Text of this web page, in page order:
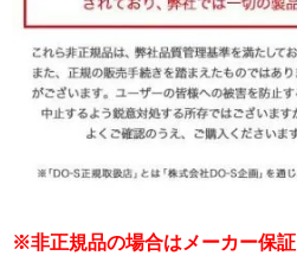
※非正規品の場合はメーカー保証